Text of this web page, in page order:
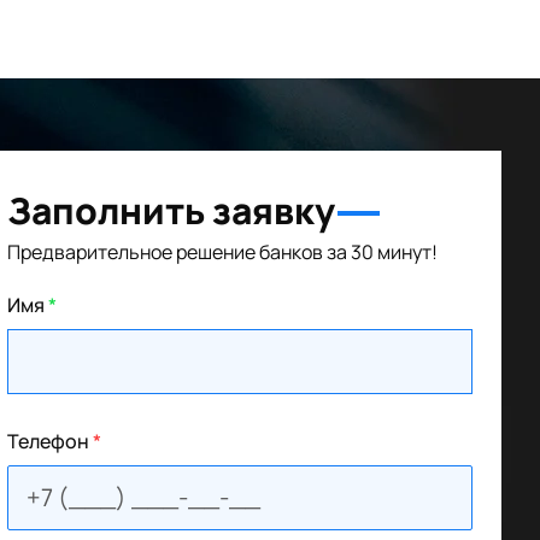
Заполнить заявку
Предварительное решение банков за 30 минут!
Имя*
Телефон*